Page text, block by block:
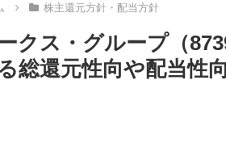
株主還元方針・配当方針
クス・グループ（
総還元性向や配当性